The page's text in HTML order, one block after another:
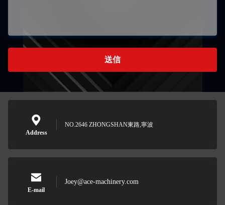
送信
Address
NO.2646 ZHONGSHAN東路,寧波
E-mail
Joey@ace-machinery.com